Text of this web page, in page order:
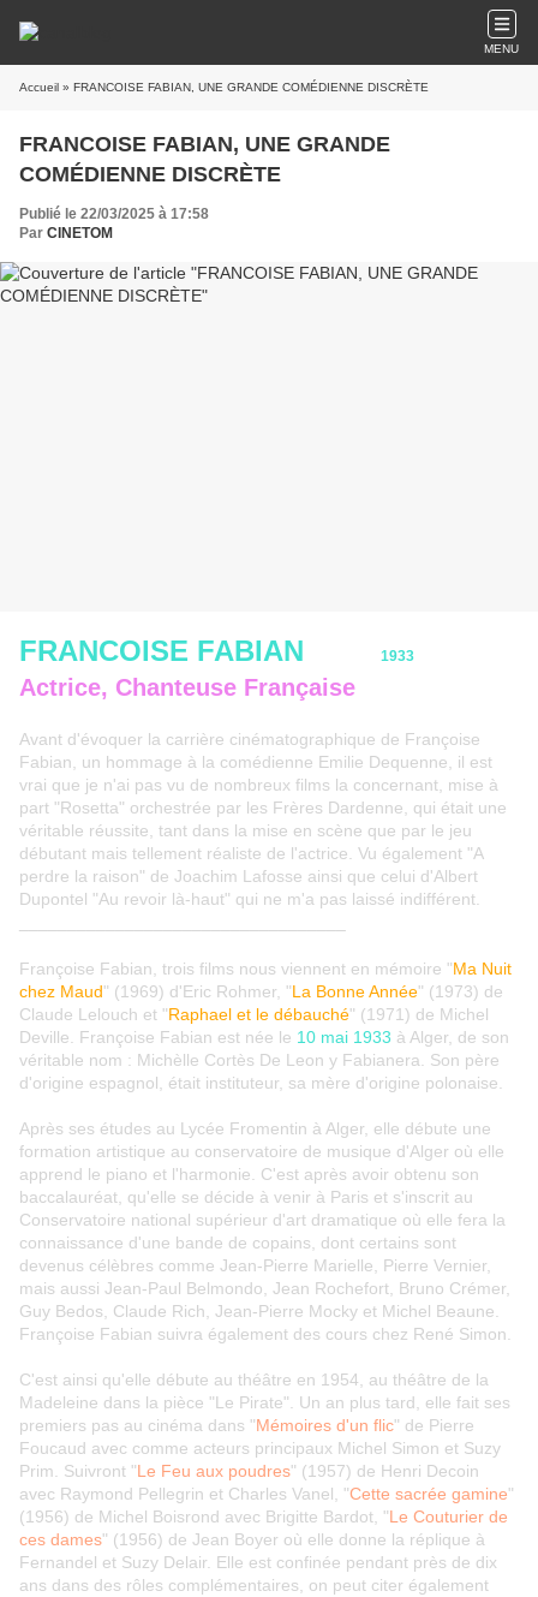
MENU
Accueil » FRANCOISE FABIAN, UNE GRANDE COMÉDIENNE DISCRÈTE
FRANCOISE FABIAN, UNE GRANDE
COMÉDIENNE DISCRÈTE
Publié le 22/03/2025 à 17:58
Par CINETOM
FRANCOISE FABIAN 1933
Actrice, Chanteuse Française
Avant d'évoquer la carrière cinématographique de Françoise
Fabian, un hommage à la comédienne Emilie Dequenne, il est
vrai que je n'ai pas vu de nombreux films la concernant, mise à
part "Rosetta" orchestrée par les Frères Dardenne, qui était une
véritable réussite, tant dans la mise en scène que par le jeu
débutant mais tellement réaliste de l'actrice. Vu également "A
perdre la raison" de Joachim Lafosse ainsi que celui d'Albert
Dupontel "Au revoir là-haut" qui ne m'a pas laissé indifférent.
Françoise Fabian, trois films nous viennent en mémoire "Ma Nuit
chez Maud" (1969) d'Eric Rohmer, "La Bonne Année" (1973) de
Claude Lelouch et "Raphael et le débauché" (1971) de Michel
Deville. Françoise Fabian est née le 10 mai 1933 à Alger, de son
véritable nom : Michèlle Cortès De Leon y Fabianera. Son père
d'origine espagnol, était instituteur, sa mère d'origine polonaise.
Après ses études au Lycée Fromentin à Alger, elle débute une
formation artistique au conservatoire de musique d'Alger où elle
apprend le piano et l'harmonie. C'est après avoir obtenu son
baccalauréat, qu'elle se décide à venir à Paris et s'inscrit au
Conservatoire national supérieur d'art dramatique où elle fera la
connaissance d'une bande de copains, dont certains sont
devenus célèbres comme Jean-Pierre Marielle, Pierre Vernier,
mais aussi Jean-Paul Belmondo, Jean Rochefort, Bruno Crémer,
Guy Bedos, Claude Rich, Jean-Pierre Mocky et Michel Beaune.
Françoise Fabian suivra également des cours chez René Simon.
C'est ainsi qu'elle débute au théâtre en 1954, au théâtre de la
Madeleine dans la pièce "Le Pirate". Un an plus tard, elle fait ses
premiers pas au cinéma dans "Mémoires d'un flic" de Pierre
Foucaud avec comme acteurs principaux Michel Simon et Suzy
Prim. Suivront "Le Feu aux poudres" (1957) de Henri Decoin
avec Raymond Pellegrin et Charles Vanel, "Cette sacrée gamine"
(1956) de Michel Boisrond avec Brigitte Bardot, "Le Couturier de
ces dames" (1956) de Jean Boyer où elle donne la réplique à
Fernandel et Suzy Delair. Elle est confinée pendant près de dix
ans dans des rôles complémentaires, on peut citer également